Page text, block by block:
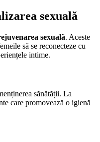
sexuală
sexuală. Aceste
să se reconecteze cu
intime.
sănătății. La
care promovează o igienă